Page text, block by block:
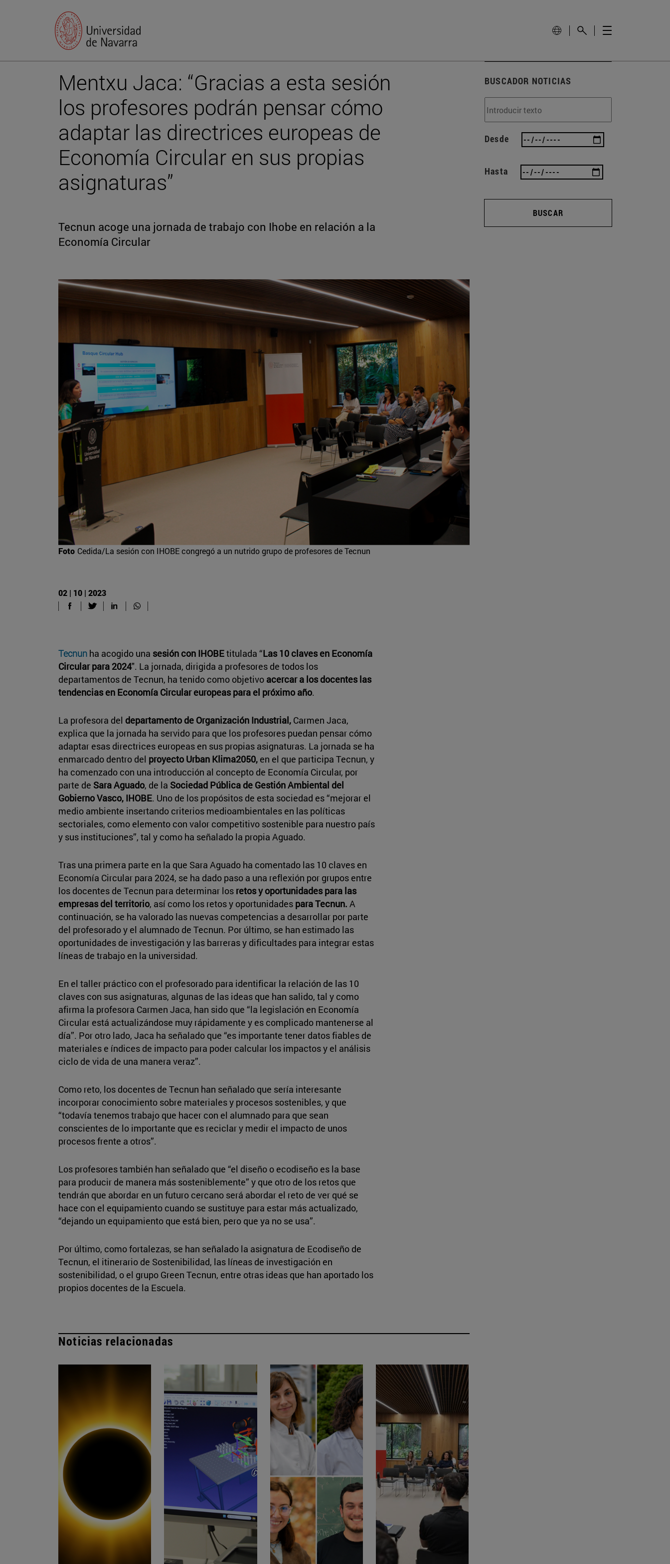
Mentxu Jaca: “Gracias a esta sesión
los profesores podrán pensar cómo
adaptar las directrices europeas de
Economía Circular en sus propias
asignaturas”
Tecnun acoge una jornada de trabajo con Ihobe en relación a la
Economía Circular
Foto Cedida/La sesión con IHOBE congregó a un nutrido grupo de profesores de Tecnun
02 | 10 | 2023
Tecnun ha acogido una sesión con IHOBEtitulada “Las 10 claves en Economía
Circular para 2024". La jornada, dirigida a profesores de todos los
departamentos de Tecnun, ha tenido como objetivo acercar a los docentes las
tendencias en Economía Circular europeas para el próximo año.
La profesora del departamento de Organización Industrial, Carmen Jaca,
explica que la jornada ha servido para que los profesores puedan pensar cómo
adaptar esas directrices europeas en sus propias asignaturas. La jornada se ha
enmarcado dentro del proyecto Urban Klima2050, en el que participa Tecnun, y
ha comenzado con una introducción al concepto de Economía Circular, por
parte de Sara Aguado, de la Sociedad Pública de Gestión Ambiental del
Gobierno Vasco, IHOBE. Uno de los propósitos de esta sociedad es “mejorar el
medio ambiente insertando criterios medioambientales en las políticas
sectoriales, como elemento con valor competitivo sostenible para nuestro país
y sus instituciones”, tal y como ha señalado la propia Aguado.
Tras una primera parte en la que Sara Aguado ha comentado las 10 claves en
Economía Circular para 2024, se ha dado paso a una reflexión por grupos entre
los docentes de Tecnun para determinar los retos y oportunidades para las
empresas del territorio, así como los retos y oportunidades para Tecnun. A
continuación, se ha valorado las nuevas competencias a desarrollar por parte
del profesorado y el alumnado de Tecnun. Por último, se han estimado las
oportunidades de investigación y las barreras y dificultades para integrar estas
líneas de trabajo en la universidad.
En el taller práctico con el profesorado para identificar la relación de las 10
claves con sus asignaturas, algunas de las ideas que han salido, tal y como
afirma la profesora Carmen Jaca, han sido que “la legislación en Economía
Circular está actualizándose muy rápidamente y es complicado mantenerse al
día”. Por otro lado, Jaca ha señalado que “es importante tener datos fiables de
materiales e índices de impacto para poder calcular los impactos y el análisis
ciclo de vida de una manera veraz”.
Como reto, los docentes de Tecnun han señalado que sería interesante
incorporar conocimiento sobre materiales y procesos sostenibles, y que
“todavía tenemos trabajo que hacer con el alumnado para que sean
conscientes de lo importante que es reciclar y medir el impacto de unos
procesos frente a otros”.
Los profesores también han señalado que “el diseño o ecodiseño es la base
para producir de manera más sosteniblemente” y que otro de los retos que
tendrán que abordar en un futuro cercano será abordar el reto de ver qué se
hace con el equipamiento cuando se sustituye para estar más actualizado,
“dejando un equipamiento que está bien, pero que ya no se usa”.
Por último, como fortalezas, se han señalado la asignatura de Ecodiseño de
Tecnun, el itinerario de Sostenibilidad, las líneas de investigación en
sostenibilidad, o el grupo Green Tecnun, entre otras ideas que han aportado los
propios docentes de la Escuela.
Noticias relacionadas
BUSCADOR NOTICIAS
Desde
Hasta
BUSCAR